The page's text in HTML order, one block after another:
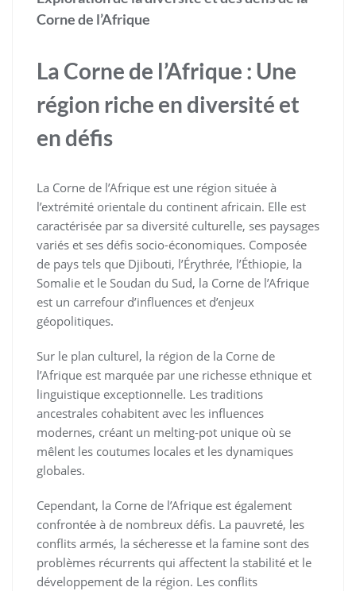
Corne de l’Afrique
La Corne de l’Afrique : Une
région riche en diversité et
en défis
La Corne de l’Afrique est une région située à
l’extrémité orientale du continent africain. Elle est
caractérisée par sa diversité culturelle, ses paysages
variés et ses défis socio-économiques. Composée
de pays tels que Djibouti, l’Érythrée, l’Éthiopie, la
Somalie et le Soudan du Sud, la Corne de l’Afrique
est un carrefour d’influences et d’enjeux
géopolitiques.
Sur le plan culturel, la région de la Corne de
l’Afrique est marquée par une richesse ethnique et
linguistique exceptionnelle. Les traditions
ancestrales cohabitent avec les influences
modernes, créant un melting-pot unique où se
mêlent les coutumes locales et les dynamiques
globales.
Cependant, la Corne de l’Afrique est également
confrontée à de nombreux défis. La pauvreté, les
conflits armés, la sécheresse et la famine sont des
problèmes récurrents qui affectent la stabilité et le
développement de la région. Les conflits